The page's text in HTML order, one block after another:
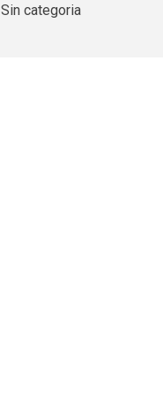
Sin categoria